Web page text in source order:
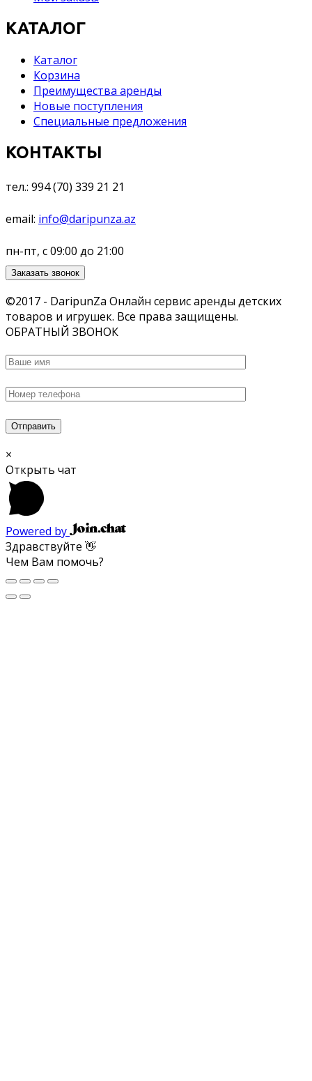
КАТАЛОГ
Каталог
Корзина
Преимущества аренды
Новые поступления
Специальные предложения
КОНТАКТЫ
тел.: 994 (70) 339 21 21
email: info@daripunza.az
пн-пт, с 09:00 до 21:00
Заказать звонок
©2017 - DaripunZa Онлайн сервис аренды детских
товаров и игрушек. Все права защищены.
ОБРАТНЫЙ ЗВОНОК
×
Открыть чат
Powered by
Здравствуйте 👋
Чем Вам помочь?